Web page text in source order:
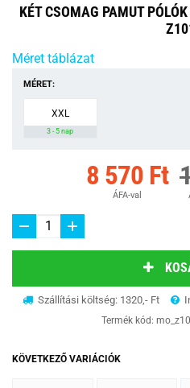
KÉT CSOMAG PAMUT
Méret táblázat
MÉRET:
XXL
3 - 5 nap
8 570 Ft
ÁFA-val
Szállítási költség: 1320,- Ft
Termék kód:
KÖVETKEZŐ VARIÁCIÓK